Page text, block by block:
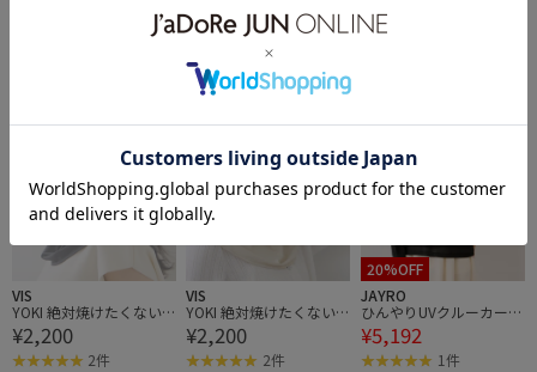
ージーパンツ/セットア
ップ対応/接触冷感/UVケ
セットアップ対応/接触
冷感/UVケア
¥10,890
接触冷感
セットアップ対応/接触
¥10,890
VIS
YOKI 絶対焼けたくない
マスク/UVカット・接触
冷感・抗菌防臭
¥2,200
2件
VIS
YOKI 絶対焼けたくない
マスク/UVカット・接触
冷感・抗菌防臭
¥2,200
2件
20%OFF
JAYRO
ひんやりUVクルーカーデ
ィガン
¥5,192
1件